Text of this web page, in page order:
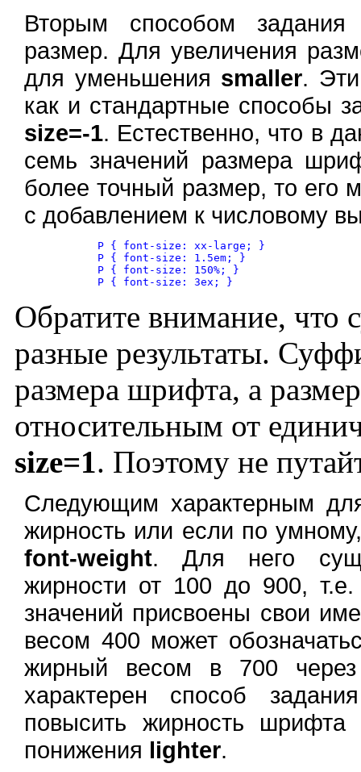
Вторым способом задания
размер. Для увеличения
для уменьшения smaller.
как и стандартные способы
size=-1. Естественно, что в
семь значений размера
более точный размер, то его
с добавлением к числовому
Обратите внимание, что
разные результаты.
размера шрифта, а
относительным от
size=1 . Поэтому не
Следующим характерным
жирность или если по
font-weight. Для него
жирности от 100 до 900,
значений присвоены свои
весом 400 может
жирный весом в 700
характерен способ
повысить жирность шрифта
понижения lighter.